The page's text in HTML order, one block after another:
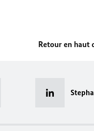
Retour en haut